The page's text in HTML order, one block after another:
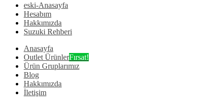
eski-Anasayfa
Hesabım
Hakkımızda
Suzuki Rehberi
Anasayfa
Outlet ÜrünlerFırsat!
Ürün Gruplarımız
Blog
Hakkımızda
İletişim